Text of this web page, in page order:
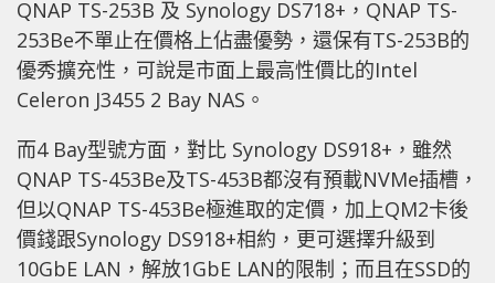
QNAP TS-253B 及 Synology DS718+，QNAP TS-
253Be不單止在價格上佔盡優勢，還保有TS-253B的
優秀擴充性，可說是市面上最高性價比的Intel
Celeron J3455 2 Bay NAS。
而4 Bay型號方面，對比 Synology DS918+，雖然
QNAP TS-453Be及TS-453B都沒有預載NVMe插槽，
但以QNAP TS-453Be極進取的定價，加上QM2卡後
價錢跟Synology DS918+相約，更可選擇升級到
10GbE LAN，解放1GbE LAN的限制；而且在SSD的